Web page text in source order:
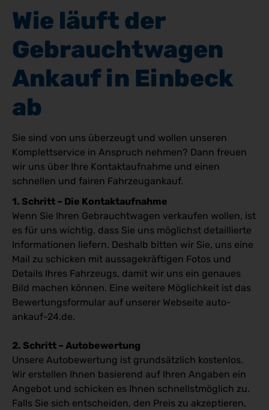
Wie läuft der
Gebrauchtwagen
Ankauf in Einbeck
ab
Sie sind von uns überzeugt und wollen unseren
Komplettservice in Anspruch nehmen? Dann freuen
wir uns über Ihre Kontaktaufnahme und einen
schnellen und fairen Fahrzeugankauf.
1. Schritt – Die Kontaktaufnahme
Wenn Sie Ihren Gebrauchtwagen verkaufen wollen, ist
es für uns wichtig, dass Sie uns möglichst detaillierte
Informationen liefern. Deshalb bitten wir Sie, uns eine
Mail zu schicken mit aussagekräftigen Fotos und
Details Ihres Fahrzeugs, damit wir uns ein genaues
Bild machen können. Eine weitere Möglichkeit ist das
Bewertungsformular auf unserer Webseite auto-
ankauf-24.de.
2. Schritt – Autobewertung
Unsere Autobewertung ist grundsätzlich kostenlos.
Wir erstellen Ihnen basierend auf Ihren Angaben ein
Angebot und schicken es Ihnen schnellstmöglich zu.
Falls Sie sich entscheiden, den Preis zu akzeptieren,